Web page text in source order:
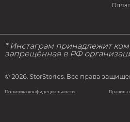
* Инстаграм принадлежит
запрещённая в РФ
© 2026. StorStories. Все права
Политика конфидециальности Правила